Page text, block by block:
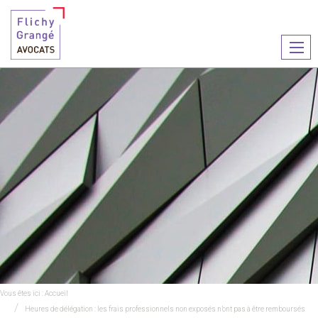
le
Vous êtes ici :Accueil
Heures de délégation : les frais professionnels non exposés n’ont pas à être remboursés